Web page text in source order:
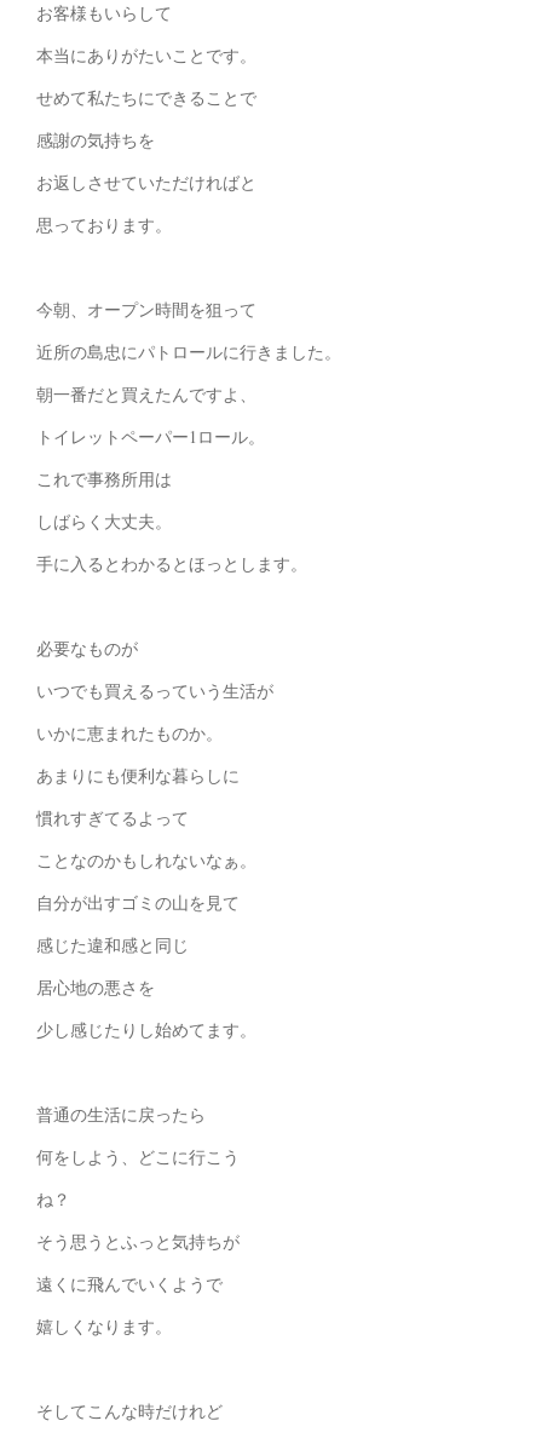
お客様もいらして
本当にありがたいことです。
せめて私たちにできることで
感謝の気持ちを
お返しさせていただければと
思っております。
今朝、オープン時間を狙って
近所の島忠にパトロールに行きました。
朝一番だと買えたんですよ、
トイレットペーパー1ロール。
これで事務所用は
しばらく大丈夫。
手に入るとわかるとほっとします。
必要なものが
いつでも買えるっていう生活が
いかに恵まれたものか。
あまりにも便利な暮らしに
慣れすぎてるよって
ことなのかもしれないなぁ。
自分が出すゴミの山を見て
感じた違和感と同じ
居心地の悪さを
少し感じたりし始めてます。
普通の生活に戻ったら
何をしよう、どこに行こう
ね？
そう思うとふっと気持ちが
遠くに飛んでいくようで
嬉しくなります。
そしてこんな時だけれど